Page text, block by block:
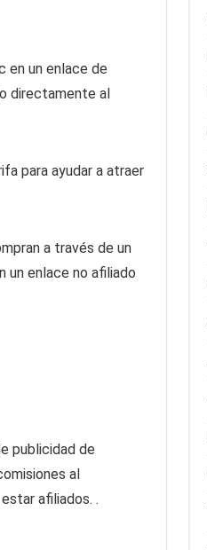
en un enlace de
directamente al
para ayudar a atraer
a través de un
un enlace no afiliado
publicidad de
al
afiliados. .